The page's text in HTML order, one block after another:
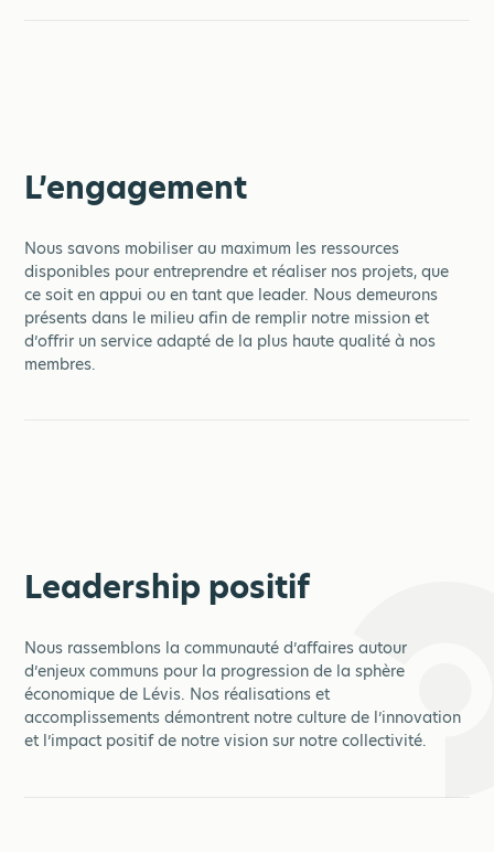
L’engagement
Nous savons mobiliser au maximum les ressources
disponibles pour entreprendre et réaliser nos projets, que
ce soit en appui ou en tant que leader. Nous demeurons
présents dans le milieu afin de remplir notre mission et
d’offrir un service adapté de la plus haute qualité à nos
membres.
Leadership positif
Nous rassemblons la communauté d’affaires autour
d’enjeux communs pour la progression de la sphère
économique de Lévis. Nos réalisations et
accomplissements démontrent notre culture de l’innovation
et l’impact positif de notre vision sur notre collectivité.